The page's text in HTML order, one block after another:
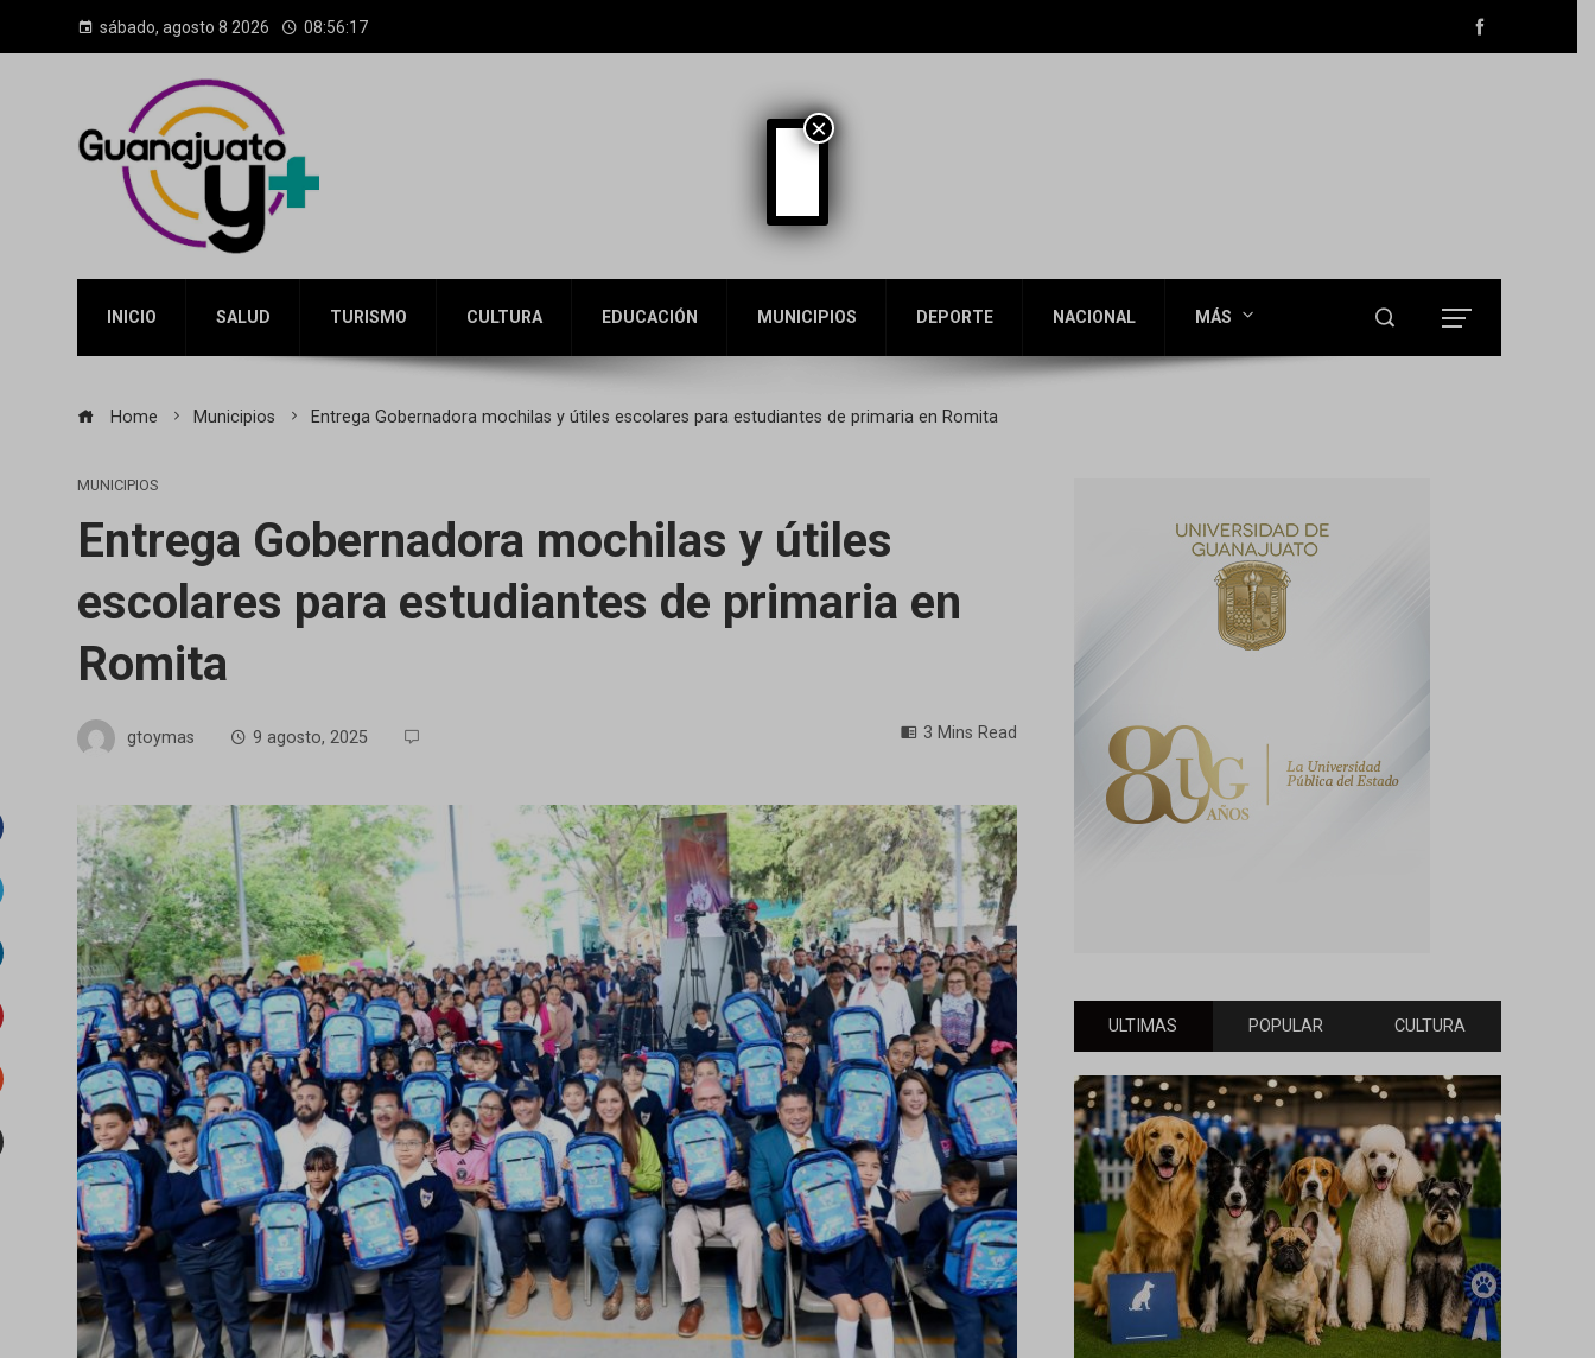
sábado, agosto 8 2026 08:56:19
INICIO SALUD TURISMO CULTURA EDUCACIÓN MUNICIPIOS DEPORTE NACIONAL MÁS
Home Municipios Entrega Gobernadora mochilas y útiles escolares para estudiantes de primaria en Romita
MUNICIPIOS
Entrega Gobernadora mochilas y útiles
escolares para estudiantes de primaria en
Romita
gtoymas 9 agosto, 2025 3 Mins Read
ULTIMAS POPULAR CULTURA
×